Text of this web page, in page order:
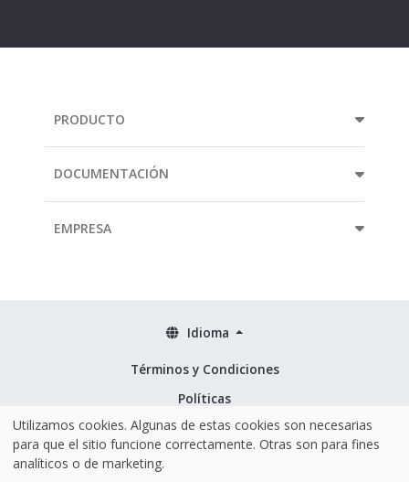
PRODUCTO
DOCUMENTACIÓN
EMPRESA
Términos y Condiciones
Políticas
Seguridad & ISO 27001
Idioma
Utilizamos cookies. Algunas de estas cookies son necesarias
para que el sitio funcione correctamente. Otras son para fines
analíticos o de marketing.